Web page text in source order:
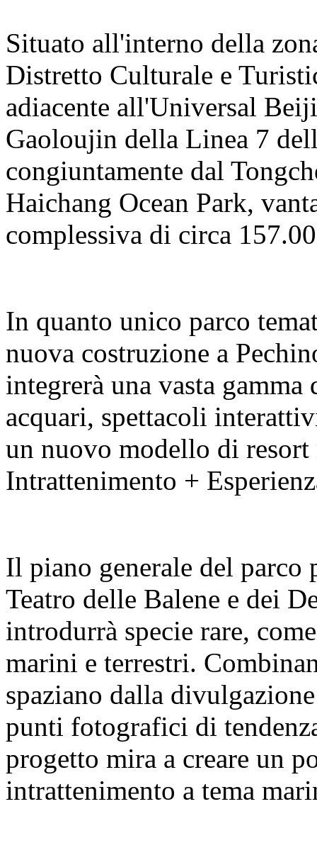
Situato all'interno della
Distretto Culturale e
adiacente all'Universal
Gaoloujin della Linea 7
congiuntamente dal
Haichang Ocean Park,
complessiva di circa
In quanto unico parco
nuova costruzione a
integrerà una vasta
acquari, spettacoli
un nuovo modello di
Intrattenimento +
Il piano generale del
Teatro delle Balene e dei
introdurrà specie rare,
marini e terrestri.
spaziano dalla
punti fotografici di
progetto mira a creare un
intrattenimento a tema